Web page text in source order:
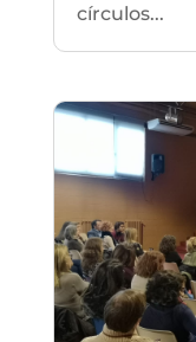
círculos...